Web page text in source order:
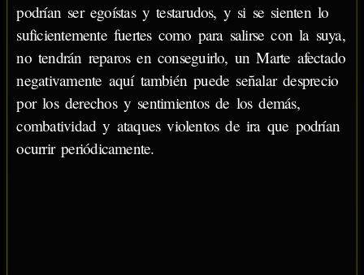
podrían ser egoístas y testarudos, y si se sienten lo
suficientemente fuertes como para salirse con la suya,
no tendrán reparos en conseguirlo, un Marte afectado
negativamente aquí también puede señalar desprecio
por los derechos y sentimientos de los demás,
combatividad y ataques violentos de ira que podrían
ocurrir periódicamente.